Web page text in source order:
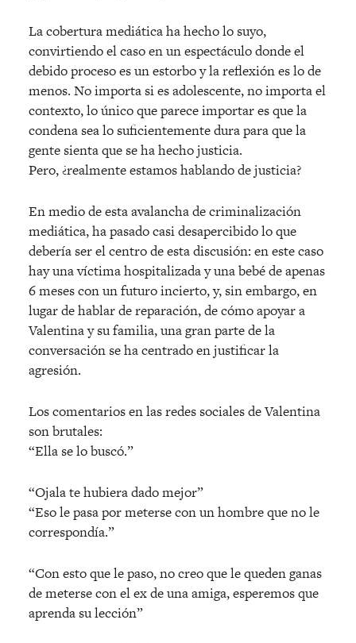
La cobertura mediática ha hecho lo suyo,
convirtiendo el caso en un espectáculo donde el
debido proceso es un estorbo y la reflexión es lo de
menos. No importa si es adolescente, no importa el
contexto, lo único que parece importar es que la
condena sea lo suficientemente dura para que la
gente sienta que se ha hecho justicia.
Pero, ¿realmente estamos hablando de justicia?
En medio de esta avalancha de criminalización
mediática, ha pasado casi desapercibido lo que
debería ser el centro de esta discusión: en este caso
hay una víctima hospitalizada y una bebé de apenas
6 meses con un futuro incierto, y, sin embargo, en
lugar de hablar de reparación, de cómo apoyar a
Valentina y su familia, una gran parte de la
conversación se ha centrado en justificar la
agresión.
Los comentarios en las redes sociales de Valentina
son brutales:
“Ella se lo buscó.”
“Ojala te hubiera dado mejor”
“Eso le pasa por meterse con un hombre que no le
correspondía.”
“Con esto que le paso, no creo que le queden ganas
de meterse con el ex de una amiga, esperemos que
aprenda su lección”